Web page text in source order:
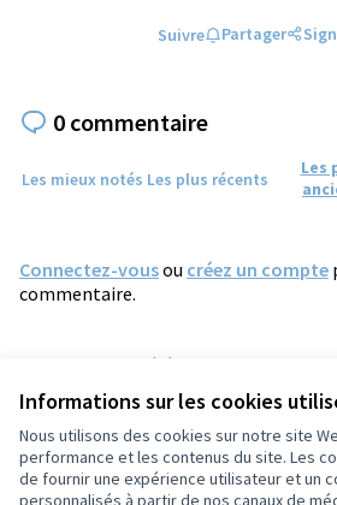
Informations sur les cookies
Nous utilisons des cookies sur notre site
performance et les contenus du site. Les
de fournir une expérience utilisateur et un
personnalisés à partir de nos canaux de
Suivre Partager
0 commentaire
Les mieux notés Les plus récents
Les
Connectez-vousou créez un compte
commentaire.
Référence : tours-PROP-
voir
Vérifiez l'empreinte
Conditions d'utilisation
Paramètres des cookies